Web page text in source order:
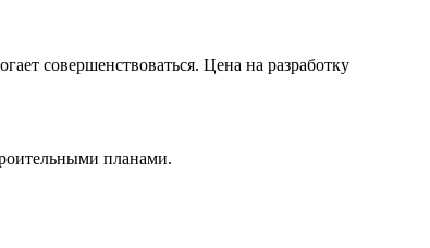
совершенствоваться. Цена на разработку
планами.